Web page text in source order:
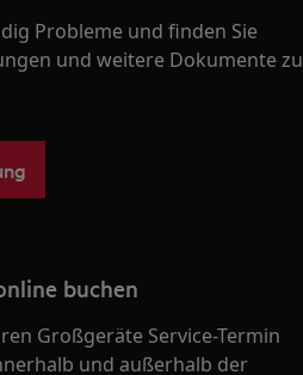
Probleme und finden Sie
und weitere Dokumente zu
buchen
Großgeräte Service-Termin
und außerhalb der